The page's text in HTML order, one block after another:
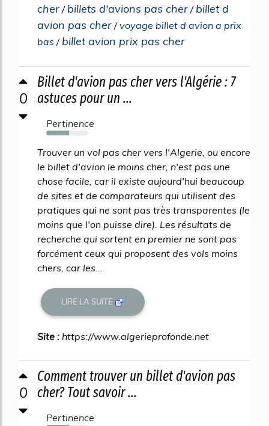
cher / billets d'avions pas cher / billet d
avion pas cher /voyage billet d avion a prix
bas / billet avion prix pas cher
0
Billet d'avion pas cher vers l'Algérie : 7
astuces pour un ...
Pertinence
54%
Trouver un vol pas cher vers l'Algerie, ou encore
le billet d'avion le moins cher, n'est pas une
chose facile, car il existe aujourd'hui beaucoup
de sites et de comparateurs qui utilisent des
pratiques qui ne sont pas très transparentes (le
moins que l'on puisse dire). Les résultats de
recherche qui sortent en premier ne sont pas
forcément ceux qui proposent des vols moins
chers, car les...
LIRE LA SUITE
Site : https://www.algerieprofonde.net
0
Comment trouver un billet d'avion pas
cher? Tout savoir ...
Pertinence